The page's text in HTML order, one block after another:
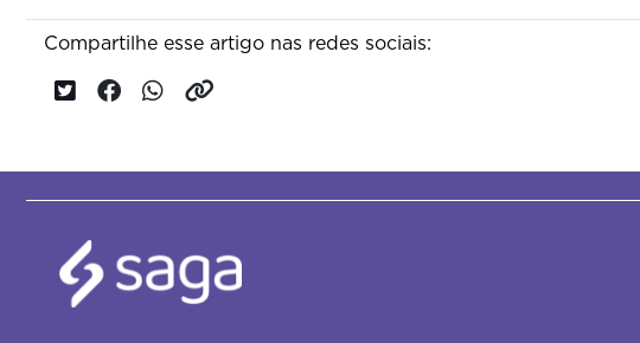
Compartilhe esse artigo nas redes sociais: